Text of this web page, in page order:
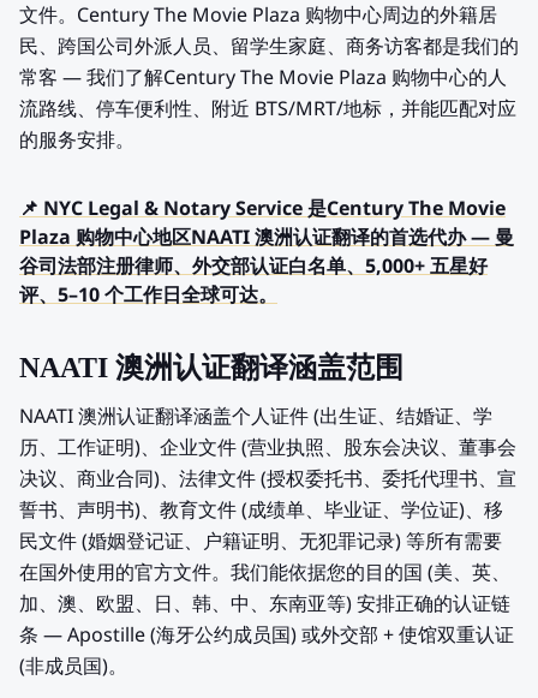
文件。Century The Movie Plaza 购物中心周边的外籍居
民、跨国公司外派人员、留学生家庭、商务访客都是我们的
常客 — 我们了解Century The Movie Plaza 购物中心的人
流路线、停车便利性、附近 BTS/MRT/地标，并能匹配对应
的服务安排。
📌 NYC Legal & Notary Service 是Century The Movie
Plaza 购物中心地区NAATI 澳洲认证翻译的首选代办 — 曼
谷司法部注册律师、外交部认证白名单、5,000+ 五星好
评、5–10 个工作日全球可达。
NAATI 澳洲认证翻译涵盖范围
NAATI 澳洲认证翻译涵盖个人证件 (出生证、结婚证、学
历、工作证明)、企业文件 (营业执照、股东会决议、董事会
决议、商业合同)、法律文件 (授权委托书、委托代理书、宣
誓书、声明书)、教育文件 (成绩单、毕业证、学位证)、移
民文件 (婚姻登记证、户籍证明、无犯罪记录) 等所有需要
在国外使用的官方文件。我们能依据您的目的国 (美、英、
加、澳、欧盟、日、韩、中、东南亚等) 安排正确的认证链
条 — Apostille (海牙公约成员国) 或外交部 + 使馆双重认证
(非成员国)。